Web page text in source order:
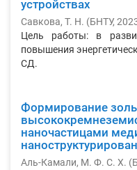
устройствах
Савкова, Т. Н. (БНТУ,
Цель работы: в
повышения
СД.
Формирование
наночастицами
Аль-Камали, М. Ф. С. Х. (